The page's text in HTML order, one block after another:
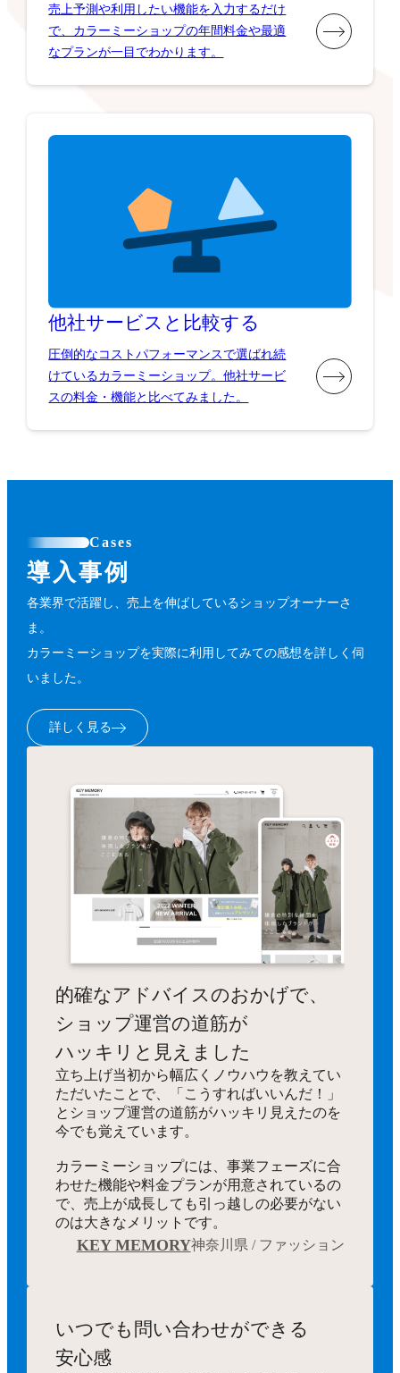
売上予測や利用したい機能を入力するだけ
で、カラーミーショップの年間料金や最適
なプランが一目でわかります。
他社サービスと比較する
圧倒的なコストパフォーマンスで選ばれ続
けているカラーミーショップ。他社サービ
スの料金・機能と比べてみました。
Cases
導入事例
各業界で活躍し、売上を伸ばしているショップオーナーさ
ま。
カラーミーショップを実際に利用してみての感想を詳しく伺
いました。
詳しく見る
的確なアドバイスのおかげで、
ショップ運営の道筋が
ハッキリと見えました
立ち上げ当初から幅広くノウハウを教えてい
ただいたことで、「こうすればいいんだ！」
とショップ運営の道筋がハッキリ見えたのを
今でも覚えています。
カラーミーショップには、事業フェーズに合
わせた機能や料金プランが用意されているの
で、売上が成長しても引っ越しの必要がない
のは大きなメリットです。
KEY MEMORY神奈川県 / ファッション
いつでも 問い合わせができる
安心感